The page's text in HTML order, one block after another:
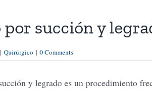
succión y
| Quirúrgico | 0 Comments
y legrado es un procedimiento